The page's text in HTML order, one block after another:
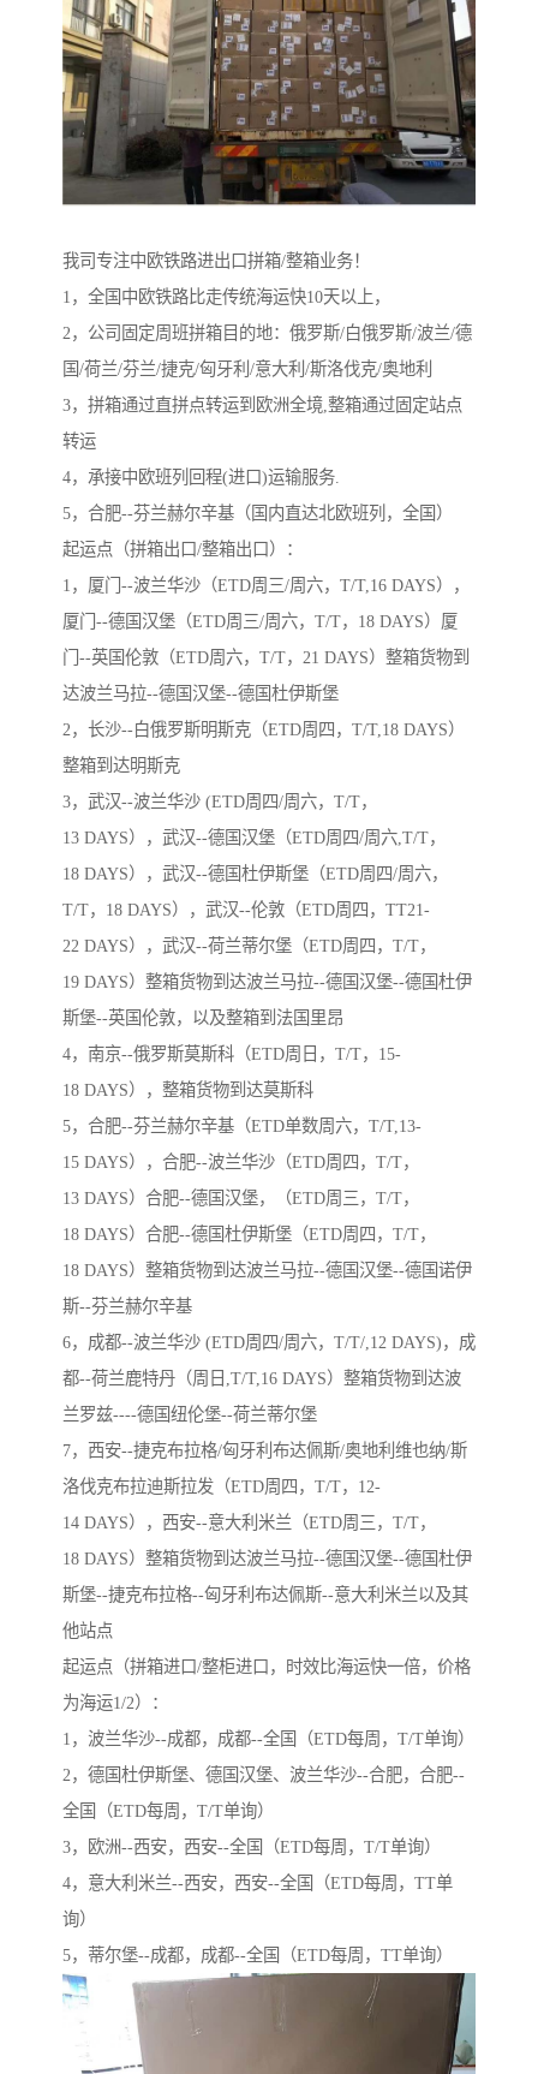
我司专注中欧铁路进出口拼箱/整箱业务！
1，全国中欧铁路比走传统海运快10天以上，
2，公司固定周班拼箱目的地：俄罗斯/白俄罗斯/波兰/德
国/荷兰/芬兰/捷克/匈牙利/意大利/斯洛伐克/奥地利
3，拼箱通过直拼点转运到欧洲全境,整箱通过固定站点
转运
4，承接中欧班列回程(进口)运输服务.
5，合肥--芬兰赫尔辛基（国内直达北欧班列，全国）
起运点（拼箱出口/整箱出口）：
1，厦门--波兰华沙（ETD周三/周六，T/T,16 DAYS），
厦门--德国汉堡（ETD周三/周六，T/T，18 DAYS）厦
门--英国伦敦（ETD周六，T/T，21 DAYS）整箱货物到
达波兰马拉--德国汉堡--德国杜伊斯堡
2，长沙--白俄罗斯明斯克（ETD周四，T/T,18 DAYS）
整箱到达明斯克
3，武汉--波兰华沙 (ETD周四/周六，T/T，
13 DAYS），武汉--德国汉堡（ETD周四/周六,T/T，
18 DAYS），武汉--德国杜伊斯堡（ETD周四/周六，
T/T，18 DAYS），武汉--伦敦（ETD周四，TT21-
22 DAYS），武汉--荷兰蒂尔堡（ETD周四，T/T，
19 DAYS）整箱货物到达波兰马拉--德国汉堡--德国杜伊
斯堡--英国伦敦，以及整箱到法国里昂
4，南京--俄罗斯莫斯科（ETD周日，T/T，15-
18 DAYS），整箱货物到达莫斯科
5，合肥--芬兰赫尔辛基（ETD单数周六，T/T,13-
15 DAYS），合肥--波兰华沙（ETD周四，T/T，
13 DAYS）合肥--德国汉堡，（ETD周三，T/T，
18 DAYS）合肥--德国杜伊斯堡（ETD周四，T/T，
18 DAYS）整箱货物到达波兰马拉--德国汉堡--德国诺伊
斯--芬兰赫尔辛基
6，成都--波兰华沙 (ETD周四/周六，T/T/,12 DAYS)，成
都--荷兰鹿特丹（周日,T/T,16 DAYS）整箱货物到达波
兰罗兹----德国纽伦堡--荷兰蒂尔堡
7，西安--捷克布拉格/匈牙利布达佩斯/奥地利维也纳/斯
洛伐克布拉迪斯拉发（ETD周四，T/T，12-
14 DAYS），西安--意大利米兰（ETD周三，T/T，
18 DAYS）整箱货物到达波兰马拉--德国汉堡--德国杜伊
斯堡--捷克布拉格--匈牙利布达佩斯--意大利米兰以及其
他站点
起运点（拼箱进口/整柜进口，时效比海运快一倍，价格
为海运1/2）：
1，波兰华沙--成都，成都--全国（ETD每周，T/T单询）
2，德国杜伊斯堡、德国汉堡、波兰华沙--合肥，合肥--
全国（ETD每周，T/T单询）
3，欧洲--西安，西安--全国（ETD每周，T/T单询）
4，意大利米兰--西安，西安--全国（ETD每周，TT单
询）
5，蒂尔堡--成都，成都--全国（ETD每周，TT单询）